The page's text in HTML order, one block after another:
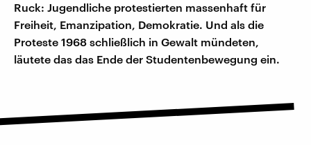
Ruck: Jugendliche protestierten massenhaft für
Freiheit, Emanzipation, Demokratie. Und als die
Proteste 1968 schließlich in Gewalt mündeten,
läutete das das Ende der Studentenbewegung ein.